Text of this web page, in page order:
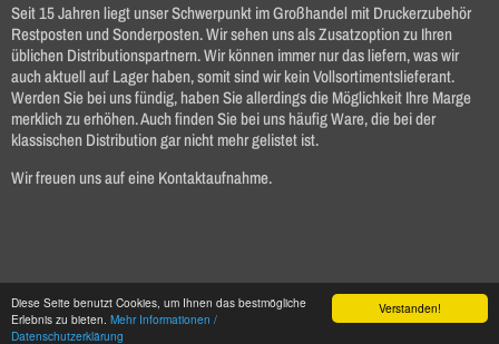
Verstanden!
Diese Seite benutzt Cookies, um Ihnen das bestmögliche
Erlebnis zu bieten. Mehr Informationen /
Datenschutzerklärung
Seit 15 Jahren liegt unser Schwerpunkt im Großhandel mit Druckerzubehör
Restposten und Sonderposten. Wir sehen uns als Zusatzoption zu Ihren
üblichen Distributionspartnern. Wir können immer nur das liefern, was wir
auch aktuell auf Lager haben, somit sind wir kein Vollsortimentslieferant.
Werden Sie bei uns fündig, haben Sie allerdings die Möglichkeit Ihre Marge
merklich zu erhöhen. Auch finden Sie bei uns häufig Ware, die bei der
klassischen Distribution gar nicht mehr gelistet ist.
Wir freuen uns auf eine Kontaktaufnahme.